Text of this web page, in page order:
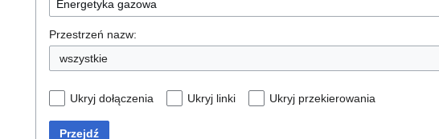
Przestrzeń nazw:
wszystkie
Ukryj dołączenia Ukryj linki Ukryj przekierowania
Przejdź